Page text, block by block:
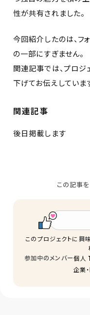
性が共有されました。
今回紹介したのは、フ
の一部にすぎません。
関連記事では、プロジ
下げてお伝えしていま
関連記事
後日掲載します
この記事
このプロジェクトに興
参加中のメンバー個人 1
企業